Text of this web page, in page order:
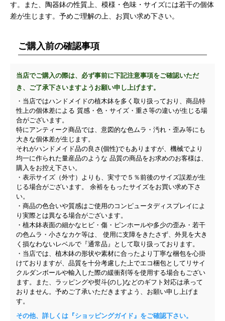
す。また、陶器鉢の性質上、模様・色味・サイズには若干の個体
差が生じます。予めご理解の上、お買い求め下さい。
ご購入前の確認事項
当店でご購入の際は、必ず事前に下記注意事項をご確認いただ
き、ご了承下さいますようお願い申し上げます。
・当店ではハンドメイドの植木鉢を多く取り扱っており、商品特
性上の個体差による 質感・色・サイズ・重さ等の違いが生じる場
合がございます。
特にアンティーク商品では、意図的な色ムラ・汚れ・歪み等にも
大きな個体差が生じます。
それがハンドメイド品の良さ(個性)でもありますが、機械でより
均一に作られた量産品のような 品質の商品をお求めのお客様は、
購入をお控え下さい。
・表示サイズ（外寸）よりも、実寸で５％前後のサイズ誤差が生
じる場合がございます。 余裕をもったサイズをお買い求め下さ
い。
・商品の色合いや質感はご使用のコンピュータディスプレイによ
り実際とは異なる場合がございます。
・植木鉢表面の細かなヒビ・傷・ピンホールや多少の歪み・若干
の色ムラ・小さなカケ等は、 使用に支障をきたさず、外見を大き
く損なわないレベルで『通常品』として取り扱っております。
・当店では、植木鉢の形状や素材に合ったより丁寧な梱包を心掛
けておりますが、品質を十分考慮した上でエコ梱包としてリサイ
クルダンボールや輸入した際の緩衝剤等を使用する場合もござい
ます。また、ラッピングや熨斗(のし)などのギフト対応は承って
おりません。予めご了承いただきますよう、お願い申し上げま
す。
その他、詳しくは『ショッピングガイド』をご確認下さい。